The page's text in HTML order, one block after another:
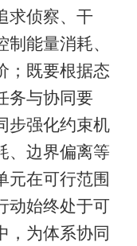
求侦察、干
能量消耗、
；既要根据态
务与协同要
步强化约束机
、边界偏离等
元在可行范围
动始终处于可
，为体系协同